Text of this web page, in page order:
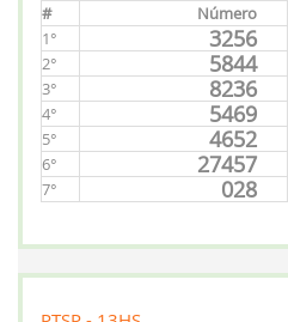
# Número
1°
3256
2°
5844
3°
8236
4°
5469
5°
4652
6°
27457
7°
028